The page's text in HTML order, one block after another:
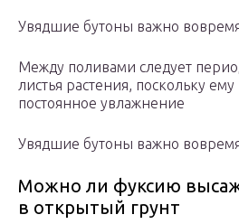
Увядшие бутоны важно
Между поливами следует
листья растения, поскольку
постоянное увлажнение
Увядшие бутоны важно
Можно ли фуксию
в открытый грунт